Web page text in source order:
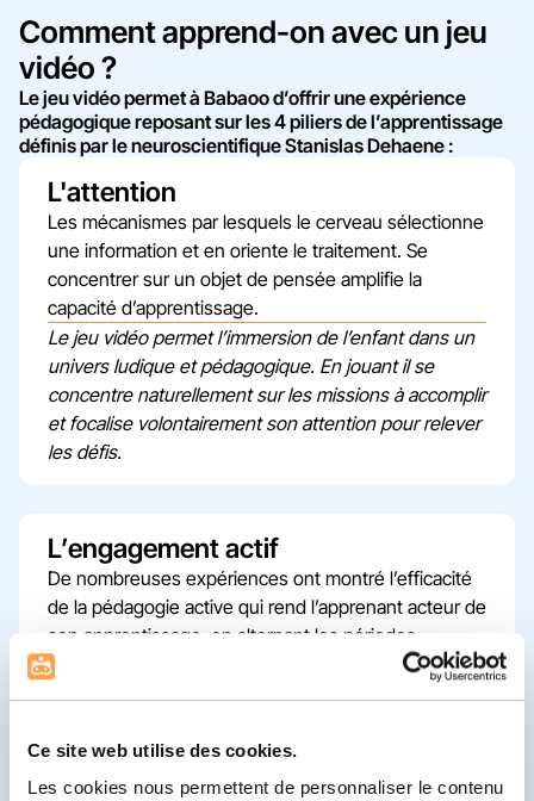
Ce site web utilise des cookies.
Les cookies nous permettent de personnaliser le contenu
Comment apprend-on avec un jeu
vidéo ?
Le jeu vidéo permet à Babaoo d’offrir une expérience
pédagogique reposant sur les 4 piliers de l’apprentissage
définis par le neuroscientifique Stanislas Dehaene :
L'attention
Les mécanismes par lesquels le cerveau sélectionne
une information et en oriente le traitement. Se
concentrer sur un objet de pensée amplifie la
capacité d’apprentissage.
Le jeu vidéo permet l’immersion de l’enfant dans un
univers ludique et pédagogique. En jouant il se
concentre naturellement sur les missions à accomplir
et focalise volontairement son attention pour relever
les défis.
L’engagement actif
De nombreuses expériences ont montré l’efficacité
de la pédagogie active qui rend l’apprenant acteur de
son apprentissage, en alternant les périodes
d’enseignement et de mise en pratique.
progression. C’est en faisant et en expérimentant
qu’il développe ses compétences cognitives.